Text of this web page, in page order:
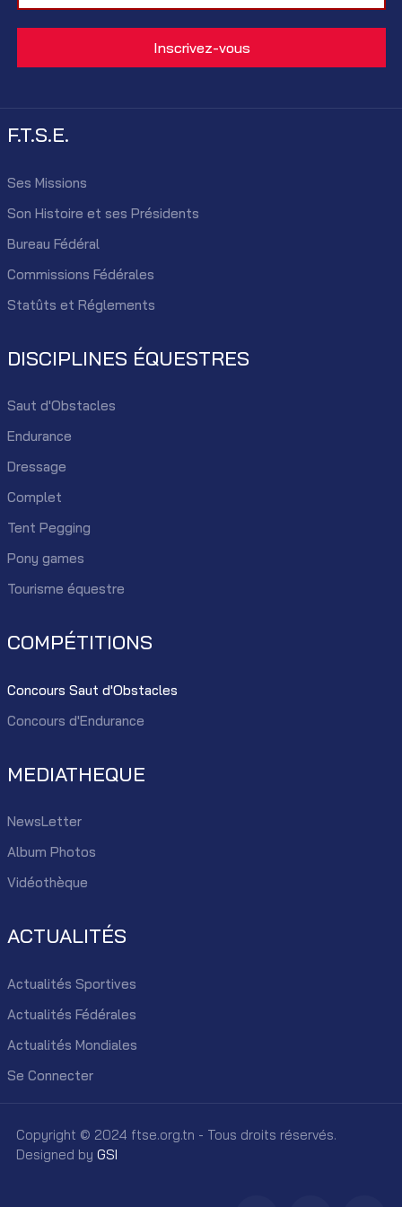
F.T.S.E.
Ses Missions
Son Histoire et ses Présidents
Bureau Fédéral
Commissions Fédérales
Statûts et Réglements
DISCIPLINES ÉQUESTRES
Saut d'Obstacles
Endurance
Dressage
Complet
Tent Pegging
Pony games
Tourisme équestre
COMPÉTITIONS
Concours Saut d'Obstacles
Concours d'Endurance
MEDIATHEQUE
NewsLetter
Album Photos
Vidéothèque
ACTUALITÉS
Actualités Sportives
Actualités Fédérales
Actualités Mondiales
Se Connecter
Copyright © 2024 ftse.org.tn - Tous droits réservés.
Designed by GSI